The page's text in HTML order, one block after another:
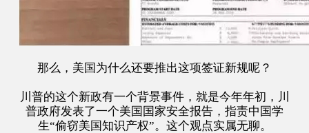
那么，美国为什么还要推出这项签证新规呢？
川普的这个新政有一个背景事件，就是今年年初，川
普政府发表了一个美国国家安全报告，指责中国学
生“偷窃美国知识产权”。这个观点实属无聊。